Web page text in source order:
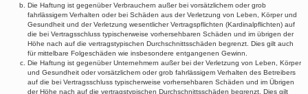
Die Haftung ist gegenüber Verbrauchern außer bei vorsätzlichem oder grob
fahrlässigem Verhalten oder bei Schäden aus der Verletzung von Leben, Körper und
Gesundheit und der Verletzung wesentlicher Vertragspflichten (Kardinalpflichten) auf
die bei Vertragsschluss typischerweise vorhersehbaren Schäden und im übrigen der
Höhe nach auf die vertragstypischen Durchschnittsschäden begrenzt. Dies gilt auch
für mittelbare Folgeschäden wie insbesondere entgangenen Gewinn.
Die Haftung ist gegenüber Unternehmern außer bei der Verletzung von Leben, Körper
und Gesundheit oder vorsätzlichem oder grob fahrlässigem Verhalten des Betreibers
auf die bei Vertragsschluss typischerweise vorhersehbaren Schäden und im Übrigen
der Höhe nach auf die vertragstypischen Durchschnittsschäden begrenzt. Dies gilt